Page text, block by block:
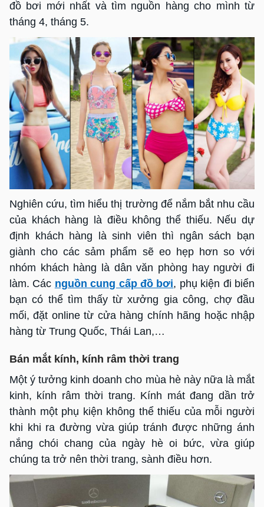
đồ bơi mới nhất và tìm nguồn hàng cho mình từ
tháng 4, tháng 5.
Nghiên cứu, tìm hiểu thị trường để nắm bắt nhu cầu
của khách hàng là điều không thể thiếu. Nếu dự
định khách hàng là sinh viên thì ngân sách bạn
giành cho các sảm phẩm sẽ eo hẹp hơn so với
nhóm khách hàng là dân văn phòng hay người đi
làm. Các nguồn cung cấp đồ bơi, phụ kiện đi biển
bạn có thể tìm thấy từ xưởng gia công, chợ đầu
mối, đặt online từ cửa hàng chính hãng hoặc nhập
hàng từ Trung Quốc, Thái Lan,…
Bán mắt kính, kính râm thời trang
Một ý tưởng kinh doanh cho mùa hè này nữa là mắt
kinh, kính râm thời trang. Kính mát đang dần trở
thành một phụ kiện không thể thiếu của mỗi người
khi khi ra đường vừa giúp tránh được những ánh
nắng chói chang của ngày hè oi bức, vừa giúp
chúng ta trở nên thời trang, sành điều hơn.